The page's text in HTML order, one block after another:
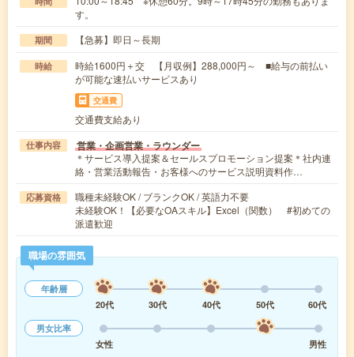
す。
期間 【急募】即日～長期
時給
時給1600円＋交 【月収例】288,000円～ ■給与の前払い
が可能な速払いサービスあり
交通費
交通費支給あり
仕事内容 営業・企画営業・ラウンダー
＊サービス導入提案＆セールスプロモーション提案＊社内連
絡・営業活動報告・お客様へのサービス説明資料作…
応募資格
職種未経験OK / ブランクOK / 英語力不要
未経験OK！【必要なOAスキル】Excel（関数） #初めての
派遣歓迎
職場の雰囲気
年齢層
20代
30代 40代 50代
60代
男女比率
女性
男性